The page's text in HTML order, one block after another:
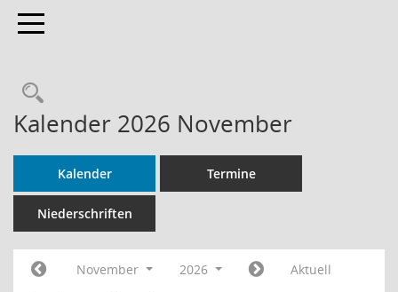
Toggle navigation
Rechercheauswahl
Kalender 2026 November
Kalender Termine
Niederschriften
November 2026
Aktuell